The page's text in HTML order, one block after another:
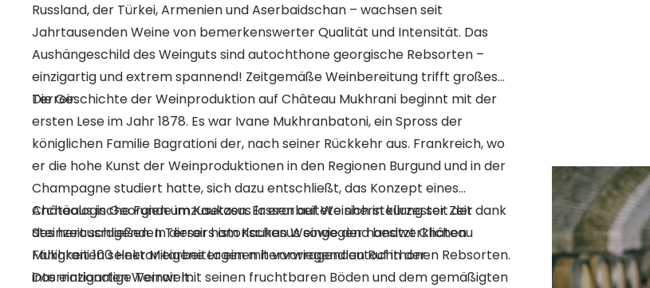
Russland, der Türkei, Armenien und Aserbaidschan – wachsen seit
Jahrtausenden Weine von bemerkenswerter Qualität und Intensität. Das
Aushängeschild des Weinguts sind autochthone georgische Rebsorten –
einzigartig und extrem spannend! Zeitgemäße Weinbereitung trifft großes
Terroir.
Die Geschichte der Weinproduktion auf Château Mukhrani beginnt mit der
ersten Lese im Jahr 1878. Es war Ivane Mukhranbatoni, ein Spross der
königlichen Familie Bagrationi der, nach seiner Rückkehr aus. Frankreich, wo
er die hohe Kunst der Weinproduktionen in den Regionen Burgund und in der
Champagne studiert hatte, sich dazu entschließt, das Konzept eines
Châteaus in Georgien umzusetzen. Er erarbeitete sich in kürzester Zeit dank
des herausragenden Terroirs am Kaukasus sowie der handwerklichen
Fähigkeiten seiner Mitarbeiter einen hervorragenden Ruf in der
internationalen Weinwelt.
Archäologische Funde im Kaukasus lassen auf Weinherstellung seit der
Steinzeit schließen. In dieser historischen Weingegend besitzt Château
Mukhrani 100 Hektar eigene Lagen mit vorwiegend autochthonen Rebsorten.
Das einzigartige Terroir mit seinen fruchtbaren Böden und dem gemäßigten